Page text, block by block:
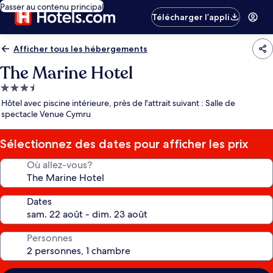
Passer au contenu principal
Télécharger l’appli
Afficher tous les hébergements
The Marine Hotel
Hébergement
3.5 étoiles
Hôtel avec piscine intérieure, près de l'attrait suivant : Salle de
spectacle Venue Cymru
Sélectionnez des dates pour afficher les prix
Où allez-vous?
Dates
Personnes